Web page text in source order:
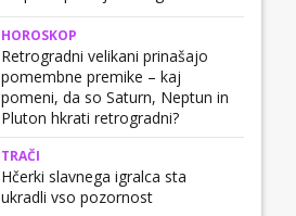
HOROSKOP
Retrogradni velikani prinašajo
pomembne premike – kaj
pomeni, da so Saturn, Neptun in
Pluton hkrati retrogradni?
TRAČI
Hčerki slavnega igralca sta
ukradli vso pozornost